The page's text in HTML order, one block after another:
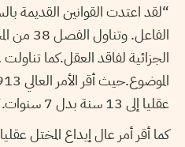
“لقد اعتدت القوانين
الفاعل.
الجزائية لفاقد العقل.كما
عقليا إلى 13 سنة بدل 7 سنوات.”
كما أقر أمر عال إيداع المختل